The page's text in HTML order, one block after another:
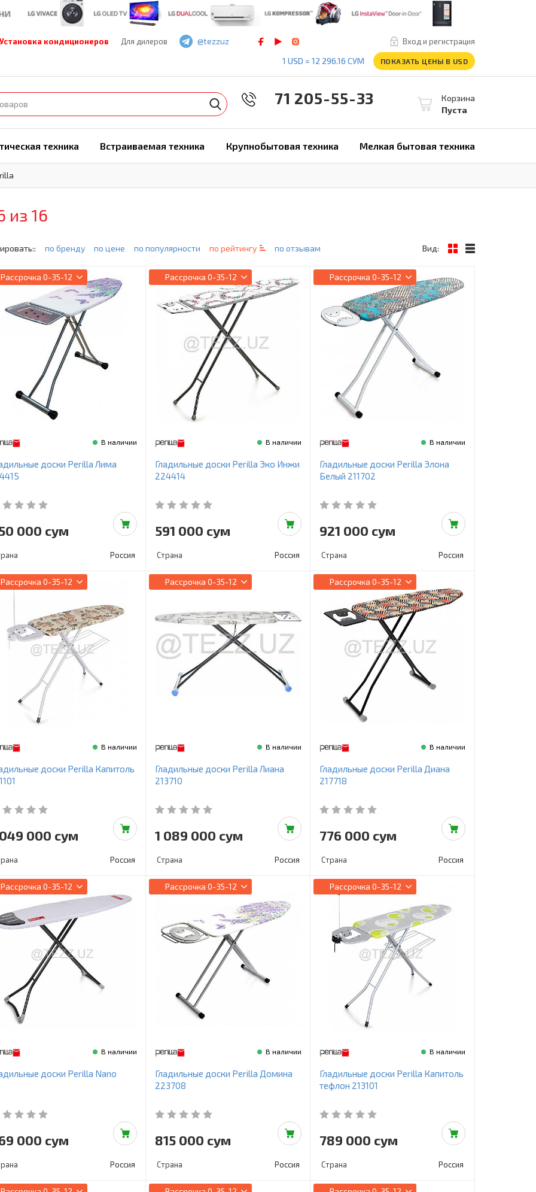
Установка кондиционеров Для дилеров Вход и регистрация
@tezzuz
1 USD = 12 296.16 СУМ
ПОКАЗАТЬ ЦЕНЫ В USD
Корзина
Пуста
71 205-55-33
техника Встраиваемая техника Крупнобытовая техника Мелкая бытовая техника
из 16
по бренду по цене по популярности по рейтингу по отзывам Вид:
Рассрочка 0-35-12
В наличии
доски Perilla Лима
000 сум
Россия
Рассрочка 0-35-12
В наличии
Гладильные доски Perilla Эко Инжи
224414
591 000 сум
Страна Россия
Рассрочка 0-35-12
В наличии
Гладильные доски Perilla Элона
Белый 211702
921 000 сум
Страна Россия
Рассрочка 0-35-12
В наличии
доски Perilla Капитоль
000 сум
Россия
Рассрочка 0-35-12
В наличии
Гладильные доски Perilla Лиана
213710
1 089 000 сум
Страна Россия
Рассрочка 0-35-12
В наличии
Гладильные доски Perilla Диана
217718
776 000 сум
Страна Россия
Рассрочка 0-35-12
В наличии
доски Perilla Nano
000 сум
Россия
Рассрочка 0-35-12
В наличии
Гладильные доски Perilla Домина
223708
815 000 сум
Страна Россия
Рассрочка 0-35-12
В наличии
Гладильные доски Perilla Капитоль
тефлон 213101
789 000 сум
Страна Россия